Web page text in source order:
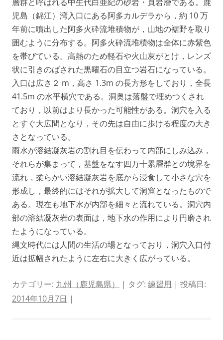
児島（錦江）湾入口にある阿多カルデラから，約 10 万
年前に噴出した阿多火砕流堆積物が，山地の裾野を取り
囲むように分布する。阿多火砕流堆積物は全体に赤紫色
を帯びている。高熱のため軽石や火山灰がとけ，レンズ
状に引きのばされた黒曜石の目立つ岩石になっている。
入口は広さ２ m，高さ 1.3m の長方形をしており，全長
41.5m の水平横穴である。洞奥は落盤で埋めつくされ
ており，以前はより長かった可能性がある。洞穴を入る
とすぐ大広間となり，その先は自由に歩ける程度の大き
さとなっている。
雨水が溶結凝灰岩の割れ目を伝わって内部にしみ込み，
それらが集まって，基盤をなす四万十累層群との境界を
流れ，柔らかい溶結凝灰岩を底から浸食して小さな穴を
形成し，最終的にはそれが拡大して洞窟となったもので
ある。現在も地下水が内部を細々と流れている。洞穴内
部の溶結凝灰岩の表面は，地下水の作用により円磨され
たようになっている。
縄文時代には人間の生活の場となっており，洞穴入口付
近は拡幅されたように左右に大きく広がっている。
カテゴリー: 九州（鹿児島県） | タグ: 練習用 | 投稿日:
2014年10月7日 |